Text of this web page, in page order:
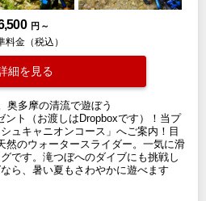
円 ～
料金（税込）
細を見る
奥多摩の清流で遊ぼう
ント（お渡しはDropboxです）！当プ
ュキャニオンコース」へご案内！目
然のウォータースライダー。一気に滑
です。滝つぼへのダイブにも挑戦し
ら、暑い夏もさわやかに遊べます